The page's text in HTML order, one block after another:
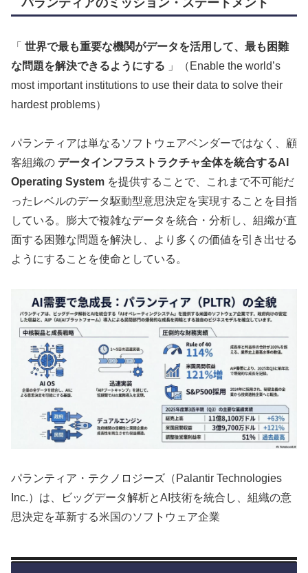
パランティアのミッション・ステートメント
「 世界で最も重要な機関がデータを活用して、最も困難
な問題を解決できるようにする 」（Enable the world’s
most important institutions to use their data to solve their
hardest problems）
パランティアは単なるソフトウェアベンダーではなく、顧
客組織の データインフラストラクチャ全体を統合するAI
Operating System を提供することで、これまで不可能だ
ったレベルのデータ駆動型意思決定を実現することを目指
している。膨大で複雑なデータを統合・分析し、組織が直
面する困難な問題を解決し、より多くの価値を引き出せる
ようにすることを使命としている。
パランティア・テクノロジーズ（Palantir Technologies
Inc.）は、ビッグデータ解析とAI技術を統合し、組織の意
思決定を革新する米国のソフトウェア企業